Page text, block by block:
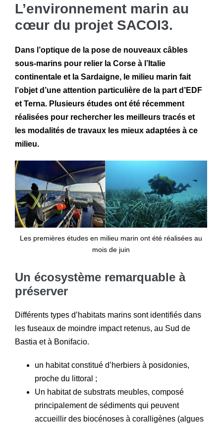
L’environnement marin au
cœur du projet SACOI3.
Dans l’optique de la pose de nouveaux câbles
sous-marins pour relier la Corse à l’Italie
continentale et la Sardaigne, le milieu marin fait
l’objet d’une attention particulière de la part d’EDF
et Terna. Plusieurs études ont été récemment
réalisées pour rechercher les meilleurs tracés et
les modalités de travaux les mieux adaptées à ce
milieu.
Les premières études en milieu marin ont été réalisées au
mois de juin
Un écosystème remarquable à
préserver
Différents types d’habitats marins sont identifiés dans
les fuseaux de moindre impact retenus, au Sud de
Bastia et à Bonifacio.
un habitat constitué d’herbiers à posidonies,
proche du littoral ;
Un habitat de substrats meubles, composé
principalement de sédiments qui peuvent
accueillir des biocénoses à coralligènes (algues